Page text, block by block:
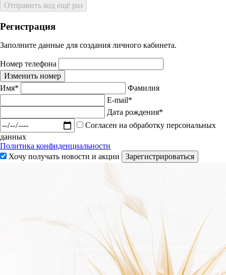
Отправить код ещё раз
Регистрация
Заполните данные для создания личного кабинета.
Номер телефона
Изменить номер
Имя*
Фамилия
E-mail*
Дата рождения*
Согласен на обработку персональных
данных
Политика конфиденциальности
Хочу получать новости и акции
Зарегистрироваться